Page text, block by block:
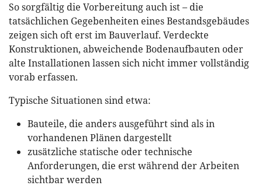
So sorgfältig die Vorbereitung auch ist – die
tatsächlichen Gegebenheiten eines Bestandsgebäudes
zeigen sich oft erst im Bauverlauf. Verdeckte
Konstruktionen, abweichende Bodenaufbauten oder
alte Installationen lassen sich nicht immer vollständig
vorab erfassen.
Typische Situationen sind etwa:
Bauteile, die anders ausgeführt sind als in
vorhandenen Plänen dargestellt
zusätzliche statische oder technische
Anforderungen, die erst während der Arbeiten
sichtbar werden